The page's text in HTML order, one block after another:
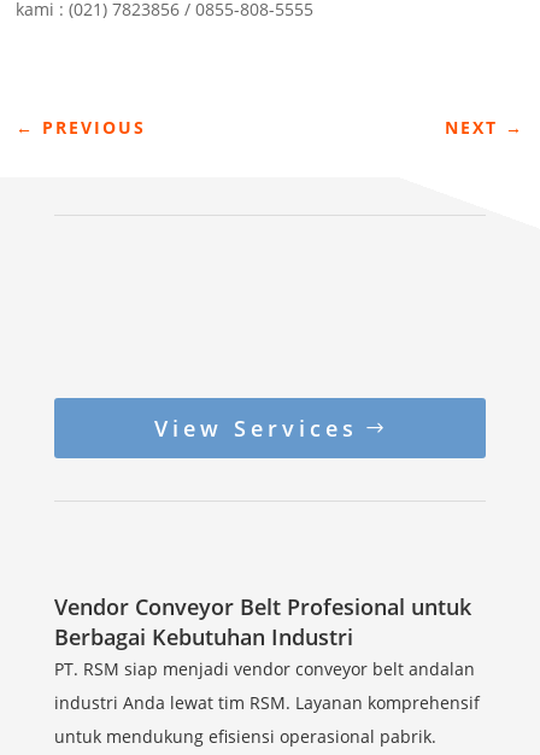
kami : (021) 7823856 / 0855-808-5555
← PREVIOUS NEXT →
View Services
Vendor Conveyor Belt Profesional untuk
Berbagai Kebutuhan Industri
PT. RSM siap menjadi vendor conveyor belt andalan
industri Anda lewat tim RSM. Layanan komprehensif
untuk mendukung efisiensi operasional pabrik.